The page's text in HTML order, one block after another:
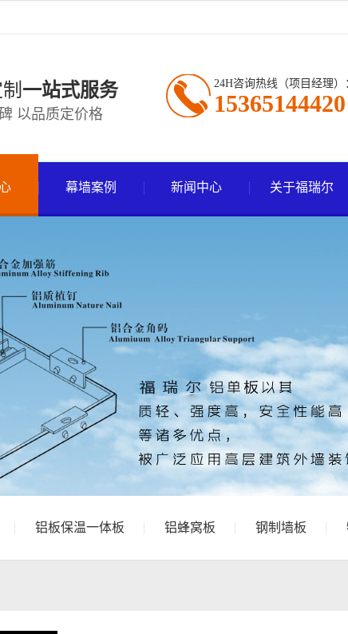
一站式服务
以品质定价格
24H咨询热线（项目经理）
15365144420
幕墙案例 新闻中心 关于福瑞尔
铝板保温一体板 铝蜂窝板 钢制墙板